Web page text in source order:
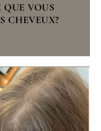
QUE VOUS
CHEVEUX?